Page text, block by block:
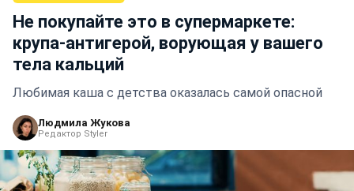
Не покупайте это в супермаркете:
крупа-антигерой, ворующая у вашего
тела кальций
Любимая каша с детства оказалась самой опасной
Людмила Жукова
Редактор Styler